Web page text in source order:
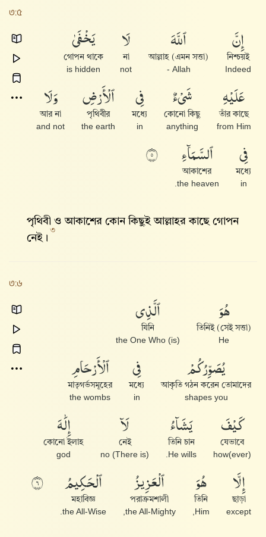
৩:৫
إِنَّ
নিশ্চয়ই
Indeed
ٱللَّهَ
আল্লাহ (এমন সত্তা)
Allah -
لَا
না
not
يَخْفَىٰ
গোপন থাকে
is hidden
عَلَيْهِ
তাঁর কাছে
from Him
شَىْءٌ
কোনো কিছু
anything
فِى
মধ্যে
in
ٱلْأَرْضِ
পৃথিবীর
the earth
وَلَا
আর না
and not
فِى
মধ্যে
in
ٱلسَّمَآءِ
আকাশের
the heaven.
٥
পৃথিবী ও আকাশের কোন কিছুই আল্লাহ‌র কাছে গোপন
নেই।
৩
৩:৬
هُوَ
তিনিই (সেই সত্তা)
He
ٱلَّذِى
যিনি
(is) the One Who
يُصَوِّرُكُمْ
আকৃতি গঠন করেন তোমাদের
shapes you
فِى
মধ্যে
in
ٱلْأَرْحَامِ
মাতৃগর্ভসমূহের
the wombs
كَيْفَ
যেভাবে
how(ever)
يَشَآءُ
তিনি চান
He wills.
لَآ
নেই
(There is) no
إِلَٰهَ
কোনো ইলাহ
god
إِلَّا
ছাড়া
except
هُوَ
তিনি
Him,
ٱلْعَزِيزُ
পরাক্রমশালী
the All-Mighty,
ٱلْحَكِيمُ
মহাবিজ্ঞ
the All-Wise.
٦